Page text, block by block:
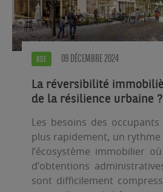
RSE 09 DÉCEMBRE 2024
La réversibilité
de la résilience urbaine ?
Les besoins des
plus rapidement, un
l’écosystème immobilier
d’obtentions
sont difficilement